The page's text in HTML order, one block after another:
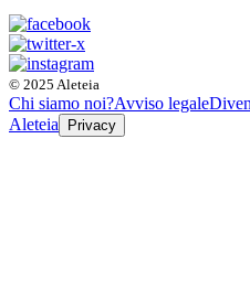
© 2025 Aleteia
Chi siamo noi?Avviso legale
Aleteia
Privacy